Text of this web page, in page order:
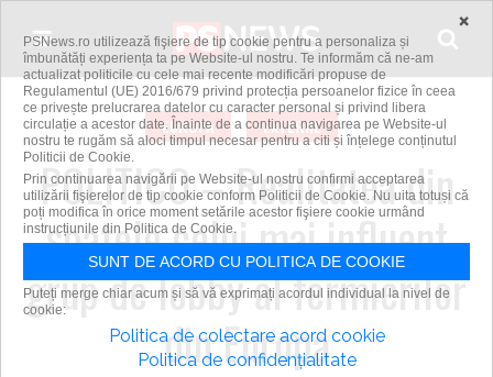
EUROPA EXTERNE
POLITICO – Realitatea din
spatele celui mai influent
grup de lobby al fermierilor
din Europa
×
PSNews.ro utilizează fişiere de tip cookie pentru a personaliza și
îmbunătăți experiența ta pe Website-ul nostru. Te informăm că ne-am
actualizat politicile cu cele mai recente modificări propuse de
Regulamentul (UE) 2016/679 privind protecția persoanelor fizice în ceea
ce privește prelucrarea datelor cu caracter personal și privind libera
circulație a acestor date. Înainte de a continua navigarea pe Website-ul
nostru te rugăm să aloci timpul necesar pentru a citi și înțelege conținutul
Politicii de Cookie.
Prin continuarea navigării pe Website-ul nostru confirmi acceptarea
utilizării fişierelor de tip cookie conform Politicii de Cookie. Nu uita totuși că
poți modifica în orice moment setările acestor fişiere cookie urmând
instrucțiunile din Politica de Cookie.
SUNT DE ACORD CU POLITICA DE COOKIE
Puteți merge chiar acum și să vă exprimați acordul individual la nivel de
cookie:
Politica de colectare acord cookie
Politica de confidențialitate